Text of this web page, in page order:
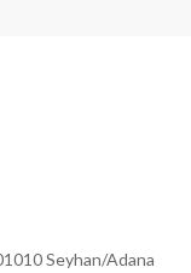
Seyhan/Adana